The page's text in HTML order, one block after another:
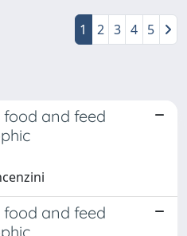
1 2 3 4 5
and feed
and feed